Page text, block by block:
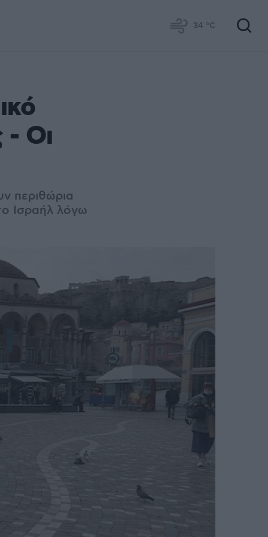
34 °C
- Οι
περιθώρια
Ισραήλ λόγω